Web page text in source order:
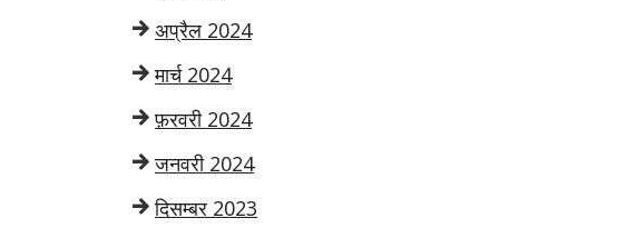
अप्रैल 2024
मार्च 2024
फ़रवरी 2024
जनवरी 2024
दिसम्बर 2023